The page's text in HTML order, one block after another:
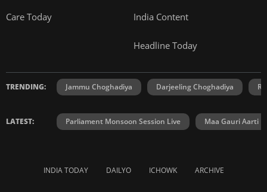
Care Today India Content
Headline Today
TRENDING: Jammu Choghadiya Darjeeling Choghadiya
LATEST: Parliament Monsoon Session Live Maa Gauri Aarti
INDIA TODAY DAILYO ICHOWK ARCHIVE